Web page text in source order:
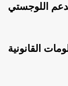
اللوجستي
القانونية